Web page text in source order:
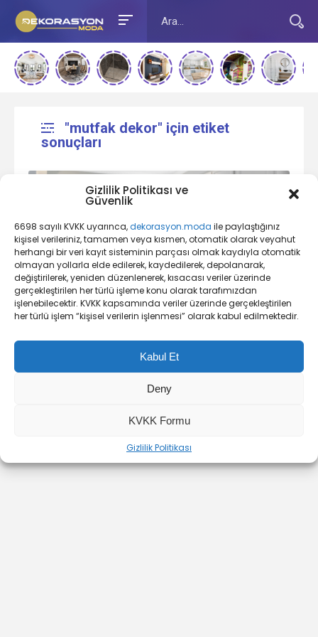
Gizlilik Politikası ve
Güvenlik
6698 sayılı KVKK uyarınca,dekorasyon.moda ile paylaştığınız
kişisel verileriniz, tamamen veya kısmen, otomatik olarak veyahut
herhangi bir veri kayıt sisteminin parçası olmak kaydıyla otomatik
olmayan yollarla elde edilerek, kaydedilerek, depolanarak,
değiştirilerek, yeniden düzenlenerek, kısacası veriler üzerinde
gerçekleştirilen her türlü işleme konu olarak tarafımızdan
işlenebilecektir. KVKK kapsamında veriler üzerinde gerçekleştirilen
her türlü işlem “kişisel verilerin işlenmesi” olarak kabul edilmektedir.
Kabul Et
Deny
KVKK Formu
Gizlilik Politikası
"mutfak dekor" için etiket
sonuçları
Mutfak Dekorasyonu Nedir?